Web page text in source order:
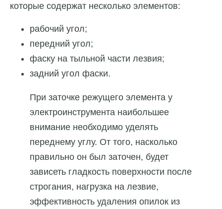
которые содержат несколько элементов:
рабочий угол;
передний угол;
фаску на тыльной части лезвия;
задний угол фаски.
При заточке режущего элемента у
электроинструмента наибольшее
внимание необходимо уделять
переднему углу. От того, насколько
правильно он был заточен, будет
зависеть гладкость поверхности после
строгания, нагрузка на лезвие,
эффективность удаления опилок из